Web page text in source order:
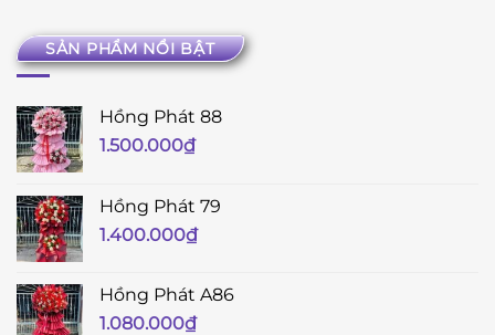
SẢN PHẨM NỔI BẬT
Hồng Phát 88
1.500.000₫
Hồng Phát 79
1.400.000₫
Hồng Phát A86
1.080.000₫